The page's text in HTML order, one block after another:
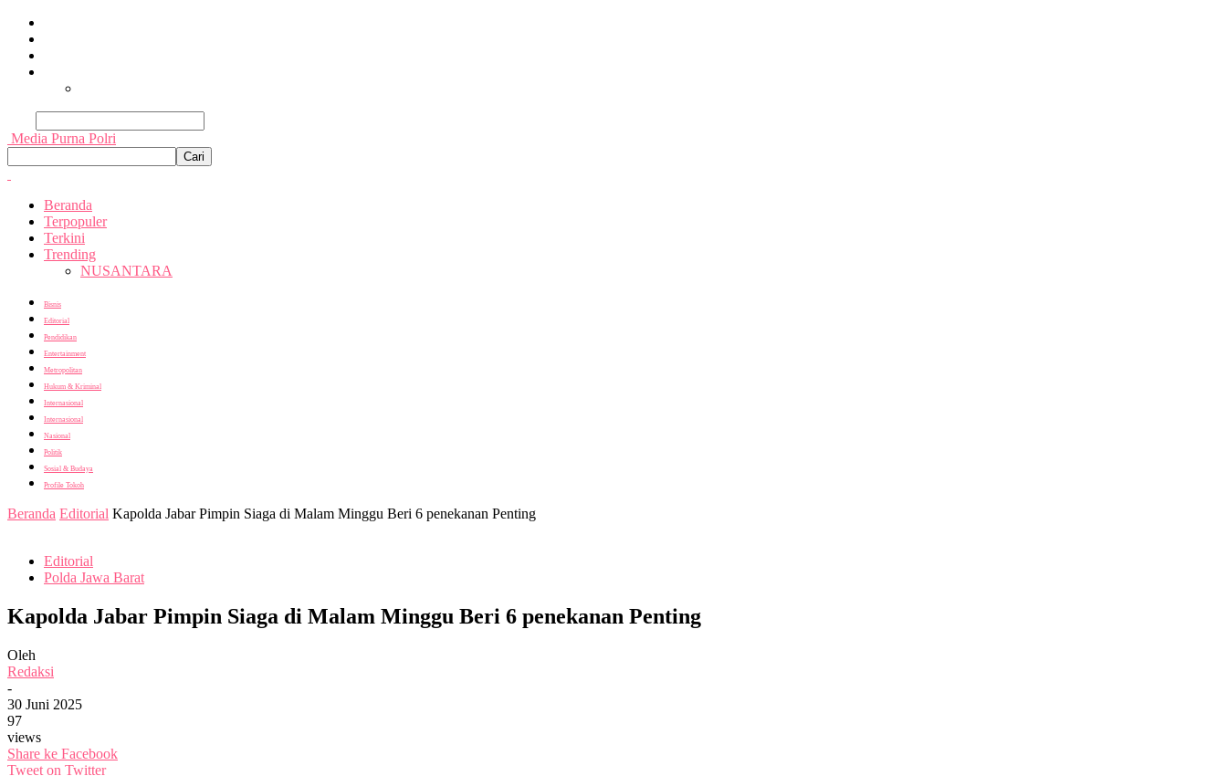
Media Purna Polri
Beranda
Terpopuler
Terkini
Trending
NUSANTARA
Bisnis
Editorial
Pendidikan
Entertainment
Metropolitan
Hukum & Kriminal
Internasional
Internasional
Nasional
Politik
Sosial & Budaya
Profile Tokoh
Beranda Editorial Kapolda Jabar Pimpin Siaga di Malam Minggu Beri 6 penekanan Penting
Editorial
Polda Jawa Barat
Kapolda Jabar Pimpin Siaga di Malam Minggu Beri 6 penekanan Penting
Oleh
Redaksi
-
30 Juni 2025
97
views
Share ke Facebook
Tweet on Twitter